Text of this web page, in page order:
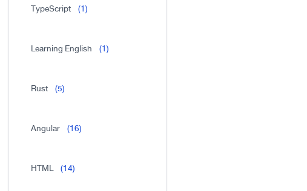
TypeScript (1)
Learning English (1)
Rust (5)
Angular (16)
HTML (14)